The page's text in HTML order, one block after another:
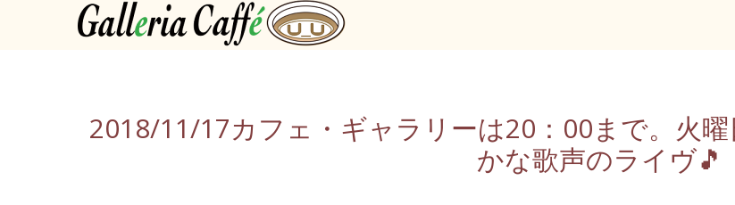
2018/11/17カフェ・ギャラリーは20：00まで。火
かな歌声のライヴ🎵